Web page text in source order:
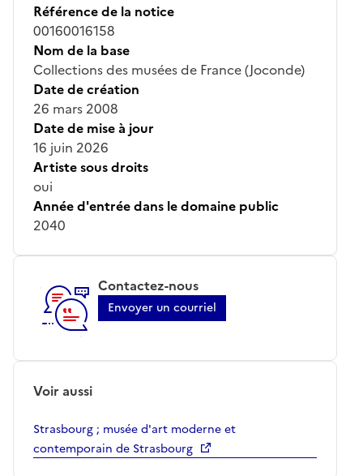
Référence de la notice
00160016158
Nom de la base
Collections des musées de France (Joconde)
Date de création
26 mars 2008
Date de mise à jour
16 juin 2026
Artiste sous droits
oui
Année d'entrée dans le domaine public
2040
Contactez-nous
Envoyer un courriel
Voir aussi
Strasbourg ; musée d'art moderne et
contemporain de Strasbourg